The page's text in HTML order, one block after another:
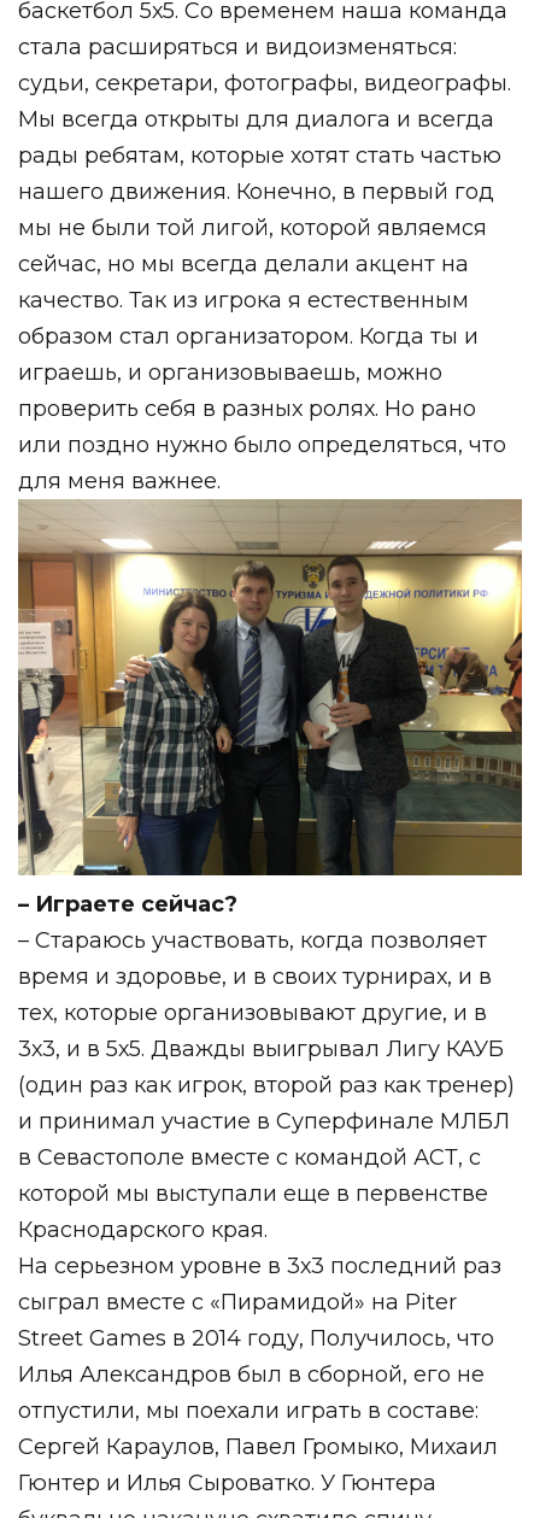
баскетбол 5х5. Со временем наша команда
стала расширяться и видоизменяться:
судьи, секретари, фотографы, видеографы.
Мы всегда открыты для диалога и всегда
рады ребятам, которые хотят стать частью
нашего движения. Конечно, в первый год
мы не были той лигой, которой являемся
сейчас, но мы всегда делали акцент на
качество. Так из игрока я естественным
образом стал организатором. Когда ты и
играешь, и организовываешь, можно
проверить себя в разных ролях. Но рано
или поздно нужно было определяться, что
для меня важнее.
– Играете сейчас?
– Стараюсь участвовать, когда позволяет
время и здоровье, и в своих турнирах, и в
тех, которые организовывают другие, и в
3х3, и в 5х5. Дважды выигрывал Лигу КАУБ
(один раз как игрок, второй раз как тренер)
и принимал участие в Суперфинале МЛБЛ
в Севастополе вместе с командой АСТ, с
которой мы выступали еще в первенстве
Краснодарского края.
На серьезном уровне в 3х3 последний раз
сыграл вместе с «Пирамидой» на Piter
Street Games в 2014 году, Получилось, что
Илья Александров был в сборной, его не
отпустили, мы поехали играть в составе:
Сергей Караулов, Павел Громыко, Михаил
Гюнтер и Илья Сыроватко. У Гюнтера